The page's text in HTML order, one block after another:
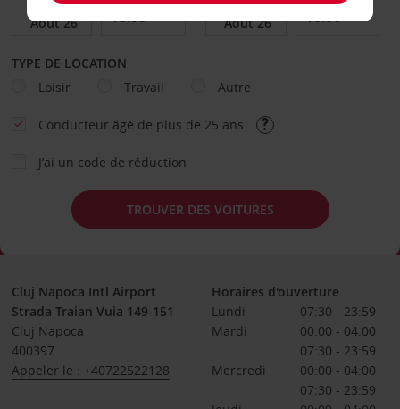
TYPE DE LOCATION
Loisir
Travail Autre
Conducteur âgé de plus de 25 ans
J’ai un code de réduction
TROUVER DES VOITURES
Cluj Napoca Intl Airport
Strada Traian Vuia 149-151
Cluj Napoca
400397
Appeler le : +40722522128
Horaires d'ouverture
Lundi
07:30 - 23:59
Mardi
00:00 - 04:00
07:30 - 23:59
Mercredi
00:00 - 04:00
07:30 - 23:59